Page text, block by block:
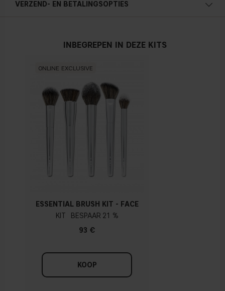
VERZEND- EN BETALINGSOPTIES
INBEGREPEN IN DEZE KITS
ONLINE EXCLUSIVE
ESSENTIAL BRUSH KIT - FACE
KIT
21 %
93 €
KOOP